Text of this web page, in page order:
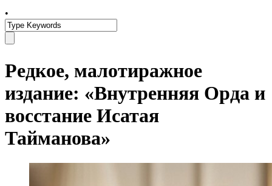
•
Редкое, малотиражное
издание: «Внутренняя Орда и
восстание Исатая
Тайманова»